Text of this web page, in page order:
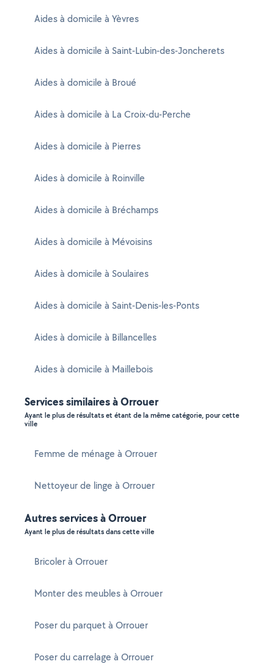
Aides à domicile à Yèvres
Aides à domicile à Saint-Lubin-des-Joncherets
Aides à domicile à Broué
Aides à domicile à La Croix-du-Perche
Aides à domicile à Pierres
Aides à domicile à Roinville
Aides à domicile à Bréchamps
Aides à domicile à Mévoisins
Aides à domicile à Soulaires
Aides à domicile à Saint-Denis-les-Ponts
Aides à domicile à Billancelles
Aides à domicile à Maillebois
Services similaires à Orrouer
Ayant le plus de résultats et étant de la même catégorie, pour cette
ville
Femme de ménage à Orrouer
Nettoyeur de linge à Orrouer
Autres services à Orrouer
Ayant le plus de résultats dans cette ville
Bricoler à Orrouer
Monter des meubles à Orrouer
Poser du parquet à Orrouer
Poser du carrelage à Orrouer